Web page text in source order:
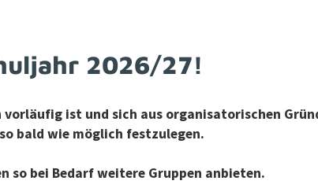
2026/27!
ist und sich aus organ­isatorischen
bald wie möglich festzulegen.
so bei Bedarf weit­ere Grup­pen anbieten.